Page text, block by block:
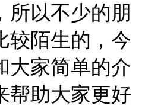
所以不少的朋
较陌生的，今
大家简单的介
帮助大家更好